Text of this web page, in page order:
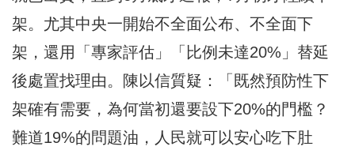
架。尤其中央一開始不全面公布、不全面下
架，還用「專家評估」「比例未達20%」替延
後處置找理由。陳以信質疑：「既然預防性下
架確有需要，為何當初還要設下20%的門檻？
難道19%的問題油，人民就可以安心吃下肚